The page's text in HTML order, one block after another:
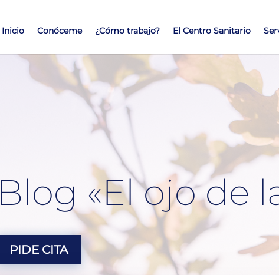
Inicio Conóceme ¿Cómo trabajo? El Centro Sanitario
Blog «El ojo de
PIDE CITA